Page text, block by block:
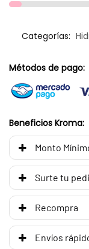
Categorías:
Métodos de pago:
Beneficios Kroma:
Monto
Surte tu
Recompra
Envíos